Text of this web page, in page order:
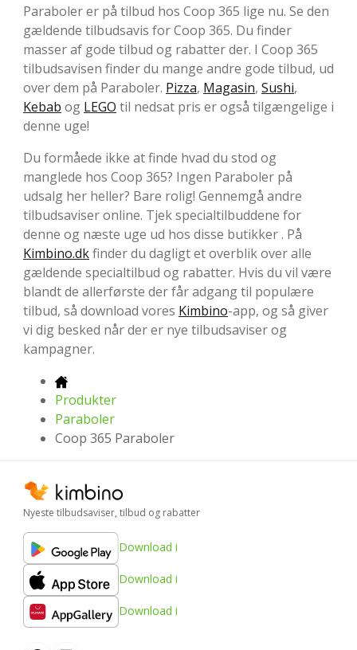
Paraboler er på tilbud hos Coop 365 lige nu. Se den
gældende tilbudsavis for Coop 365. Du finder
masser af gode tilbud og rabatter der. I Coop 365
tilbudsavisen finder du mange andre gode tilbud, ud
over dem på Paraboler. Pizza, Magasin, Sushi,
Kebab og LEGO til nedsat pris er også tilgængelige i
denne uge!
Du formåede ikke at finde hvad du stod og
manglede hos Coop 365? Ingen Paraboler på
udsalg her heller? Bare rolig! Gennemgå andre
tilbudsaviser online. Tjek specialtilbuddene for
denne og næste uge ud hos disse butikker . På
Kimbino.dkfinder du dagligt et overblik over alle
gældende specialtilbud og rabatter. Hvis du vil være
blandt de allerførste der får adgang til populære
tilbud, så download vores Kimbino-app, og så giver
vi dig besked når der er nye tilbudsaviser og
kampagner.
Produkter
Paraboler
Coop 365 Paraboler
Nyeste tilbudsaviser, tilbud og rabatter
Download i
Download i
Download i